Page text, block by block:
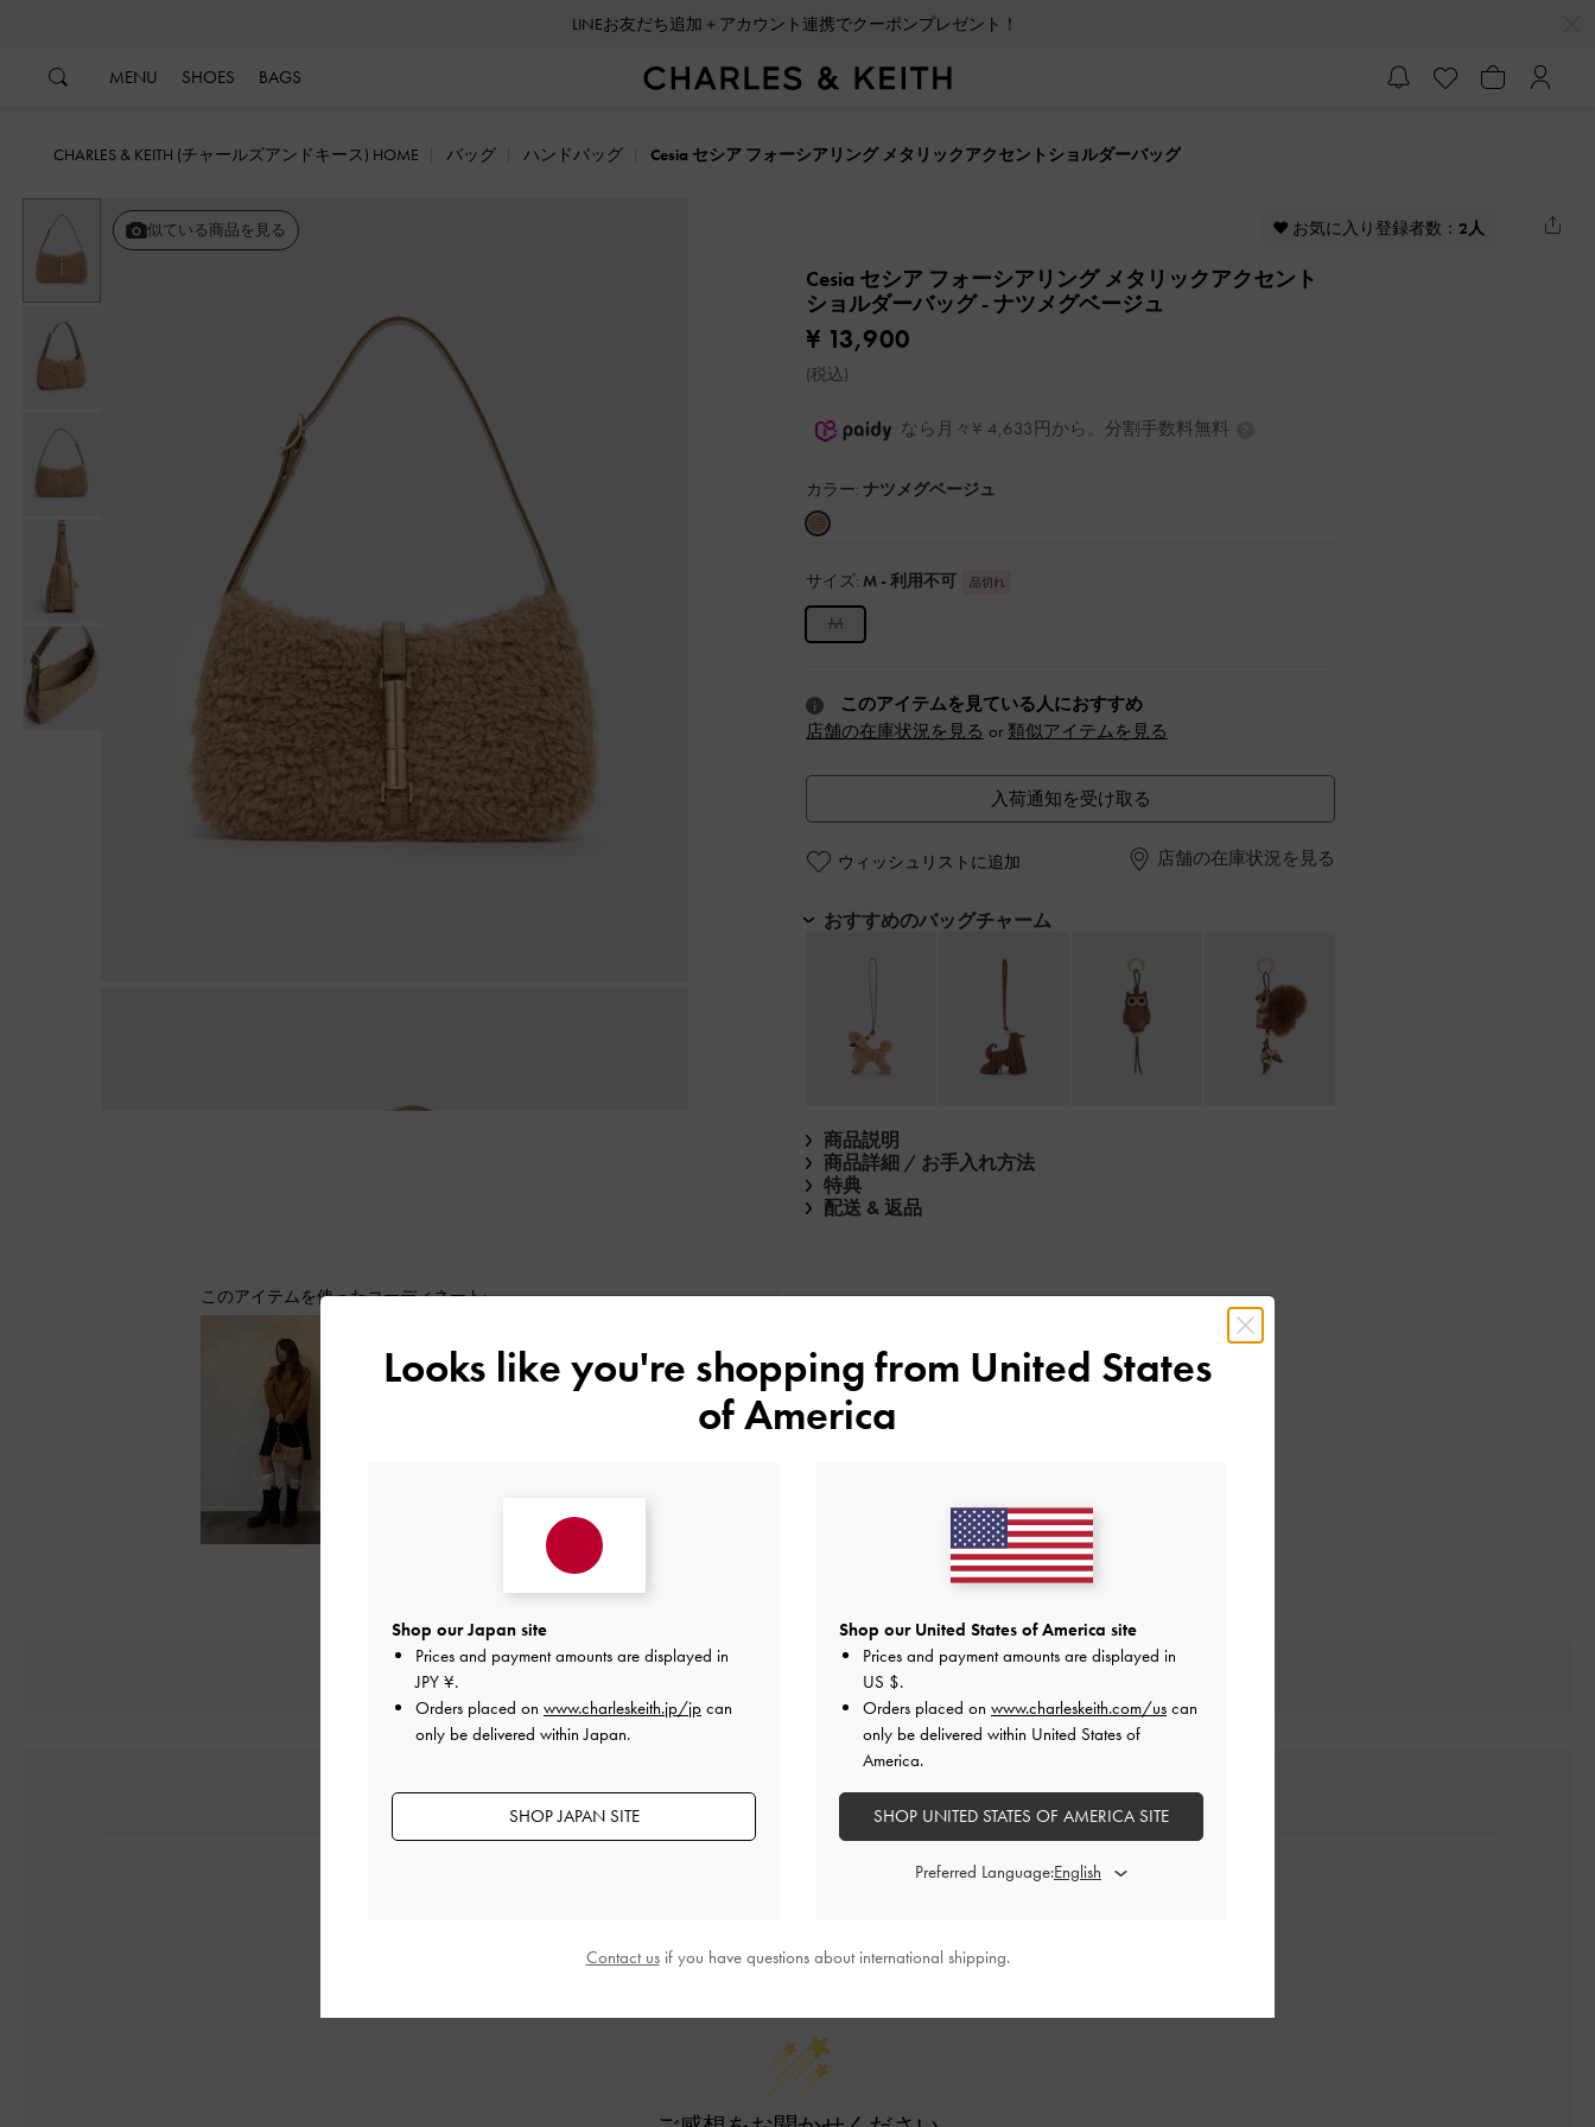
LINEお友だち追加＋アカウント連携でクーポンプレゼント！
MENU SHOES BAGS
CHARLES & KEITH (チャールズアンドキース) HOME バッグ ハンドバッグ Cesia セシア フォーシアリング メタリックアクセントショルダーバッグ
♥ お気に入り登録者数： 2人
似ている商品を見る
Cesia セシア フォーシアリング メタリックアクセント
ショルダーバッグ- ナツメグベージュ
¥ 13,900
(税込)
なら月々¥ 4,633円から。分割手数料無料
カラー: ナツメグベージュ
サイズ: M - 利用不可 品切れ
M
このアイテムを見ている人におすすめ
店舗の在庫状況を見る or 類似アイテムを見る
入荷通知を受け取る
ウィッシュリストに追加 店舗の在庫状況を見る
おすすめのバッグチャーム
商品説明
商品詳細 / お手入れ方法
特典
配送 & 返品
このアイテムを使ったコーディネート: 戻る次
レビューは購入した方のみ投稿ができます。
Looks like you're shopping from United States
of America
Shop our Japan site
Prices and payment amounts are displayed in
JPY ¥.
Orders placed on www.charleskeith.jp/jp can
only be delivered within Japan.
SHOP JAPAN SITE
Shop our United States of America site
Prices and payment amounts are displayed in
US $.
Orders placed on www.charleskeith.com/us can
only be delivered within United States of
America.
SHOP UNITED STATES OF AMERICA SITE
Preferred Language:
Contact usif you have questions about international shipping.